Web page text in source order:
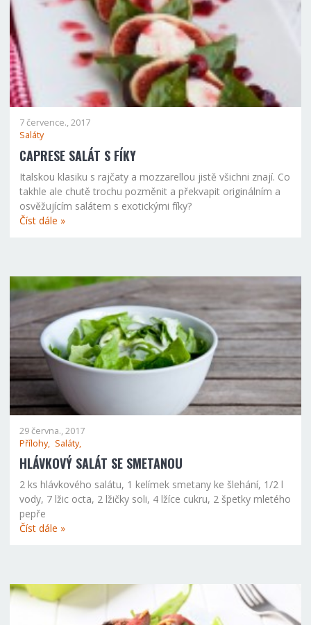
7 července., 2017
Saláty
CAPRESE SALÁT S FÍKY
Italskou klasiku s rajčaty a mozzarellou jistě všichni znají. Co
takhle ale chutě trochu pozměnit a překvapit originálním a
osvěžujícím salátem s exotickými fíky?
Číst dále »
29 června., 2017
Přílohy, Saláty,
HLÁVKOVÝ SALÁT SE SMETANOU
2 ks hlávkového salátu, 1 kelímek smetany ke šlehání, 1/2 l
vody, 7 lžic octa, 2 lžičky soli, 4 lžíce cukru, 2 špetky mletého
pepře
Číst dále »